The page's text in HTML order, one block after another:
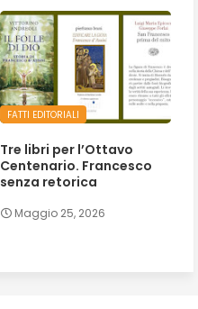
FATTI EDITORIALI
Tre libri per l’Ottavo
Centenario. Francesco
senza retorica
Maggio 25, 2026